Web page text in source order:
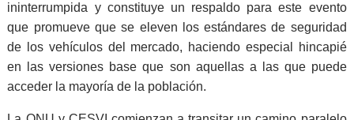
ininterrumpida y constituye un respaldo para este evento
que promueve que se eleven los estándares de seguridad
de los vehículos del mercado, haciendo especial hincapié
en las versiones base que son aquellas a las que puede
acceder la mayoría de la población.